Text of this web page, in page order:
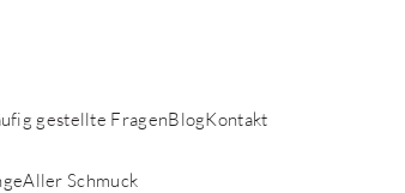
gestellte FragenBlogKontakt
Aller Schmuck